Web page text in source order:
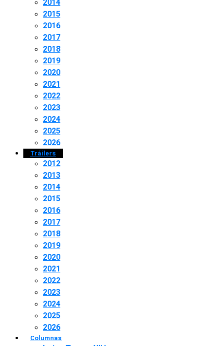
2014
2015
2016
2017
2018
2019
2020
2021
2022
2023
2024
2025
2026
Tráilers
2012
2013
2014
2015
2016
2017
2018
2019
2020
2021
2022
2023
2024
2025
2026
Columnas